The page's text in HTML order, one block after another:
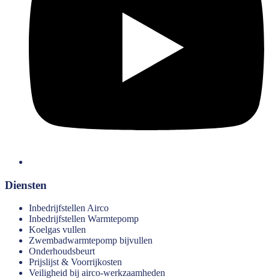
Diensten
Inbedrijfstellen Airco
Inbedrijfstellen Warmtepomp
Koelgas vullen
Zwembadwarmtepomp bijvullen
Onderhoudsbeurt
Prijslijst & Voorrijkosten
Veiligheid bij airco-werkzaamheden